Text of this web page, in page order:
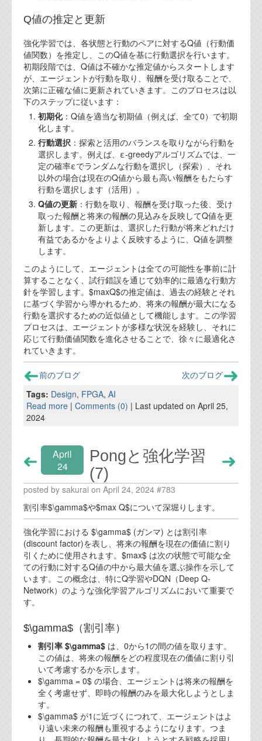
Q値の推定と更新
強化学習では、各状態と行動のペアに対するQ値（行動価
値関数）を推定し、このQ値を基に行動選択を行います。
初期段階では、Q値は不確かな推定値からスタートします
が、エージェントが行動を取り、報酬を受け取ることで、
次第に正確な値に更新されていきます。このプロセスは以
下のステップに従います：
初期化：Q値を適当な初期値（例えば、全て0）で初期
化します。
行動選択 ：探索と活用のバランスを取りながら行動を
選択します。例えば、ε-greedyアルゴリズムでは、一
定の確率εでランダムな行動を選択し（探索）、それ
以外の場合は現在のQ値から最も高い報酬をもたらす
行動を選択します（活用）。
Q値の更新 ：行動を取り、報酬を受け取った後、受け
取った報酬と将来の報酬の見込みを反映してQ値を更
新します。この更新は、選択した行動が将来どれだけ
有益であるかをよりよく反映するように、Q値を調整
します。
このようにして、エージェントは全ての可能性を事前に計
算することなく、試行錯誤を通じて効率的に最適な行動方
針を学習します。$maxQ$の推定値は、過去の経験とそれ
に基づく学習から導かれるため、将来の報酬が最大になる
行動を選択するための近似値として機能します。この学習
プロセスは、エージェントが多様な状況を経験し、それに
応じて行動価値関数を進化させることで、徐々に最適化さ
れていきます。
前のブログ
次のブログ
Tags: Design, FPGA, AI
Read more | Comments (0) | Last updated on April 25,
2024
April
24
Pongと強化学習
(7)
posted by sakurai on April 24, 2024 #783
割引率$\gamma$や$max Q$について深堀りします。
強化学習における $\gamma$ (ガンマ) とは割引率
(discount factor)を表し、将来の報酬を現在の価値に割り
引くために使用されます。$max$ は次の状態で可能な全
ての行動に対するQ値の中から最大値を選ぶ操作を示して
います。この概念は、特にQ学習やDQN（Deep Q-
Network）のような強化学習アルゴリズムにおいて重要で
す。
$\gamma$（割引率）
割引率 $\gamma$ は、0から1の間の値を取ります。
この値は、将来の報酬をどの程度現在の価値に割り引
いて考慮するかを示します。
$\gamma = 0$ の場合、エージェントは将来の報酬を
全く考慮せず、即時の報酬のみを最大化しようとしま
す。
$\gamma$ が1に近づくにつれて、エージェントはよ
り遠い未来の報酬も重視するようになります。つま